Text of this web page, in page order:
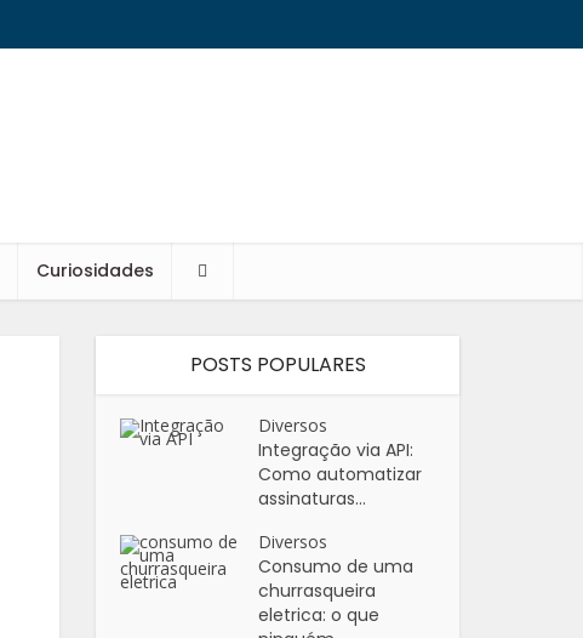
Curiosidades
POSTS POPULARES
Diversos
Integração via API:
Como automatizar
assinaturas...
Diversos
Consumo de uma
churrasqueira
eletrica: o que